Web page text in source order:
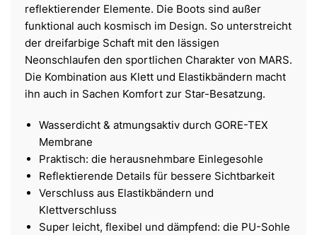
reflektierender Elemente. Die Boots sind außer
funktional auch kosmisch im Design. So unterstreicht
der dreifarbige Schaft mit den lässigen
Neonschlaufen den sportlichen Charakter von MARS.
Die Kombination aus Klett und Elastikbändern macht
ihn auch in Sachen Komfort zur Star-Besatzung.
Wasserdicht & atmungsaktiv durch GORE-TEX
Membrane
Praktisch: die herausnehmbare Einlegesohle
Reflektierende Details für bessere Sichtbarkeit
Verschluss aus Elastikbändern und
Klettverschluss
Super leicht, flexibel und dämpfend: die PU-Sohle